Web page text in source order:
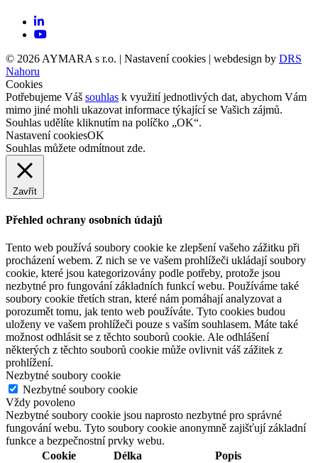
© 2026 AYMARA s r.o. | Nastavení cookies | webdesign by DRS
Nahoru
Cookies
Potřebujeme Váš souhlas k využití jednotlivých dat, abychom Vám
mimo jiné mohli ukazovat informace týkající se Vašich zájmů.
Souhlas udělíte kliknutím na políčko „OK“.
Nastavení cookiesOK
Souhlas můžete odmítnout zde.
Zavřít
Přehled ochrany osobních údajů
Tento web používá soubory cookie ke zlepšení vašeho zážitku při
procházení webem. Z nich se ve vašem prohlížeči ukládají soubory
cookie, které jsou kategorizovány podle potřeby, protože jsou
nezbytné pro fungování základních funkcí webu. Používáme také
soubory cookie třetích stran, které nám pomáhají analyzovat a
porozumět tomu, jak tento web používáte. Tyto cookies budou
uloženy ve vašem prohlížeči pouze s vaším souhlasem. Máte také
možnost odhlásit se z těchto souborů cookie. Ale odhlášení
některých z těchto souborů cookie může ovlivnit váš zážitek z
prohlížení.
Nezbytné soubory cookie
Nezbytné soubory cookie
Vždy povoleno
Nezbytné soubory cookie jsou naprosto nezbytné pro správné
fungování webu. Tyto soubory cookie anonymně zajišťují základní
funkce a bezpečnostní prvky webu.
Cookie
Délka Popis